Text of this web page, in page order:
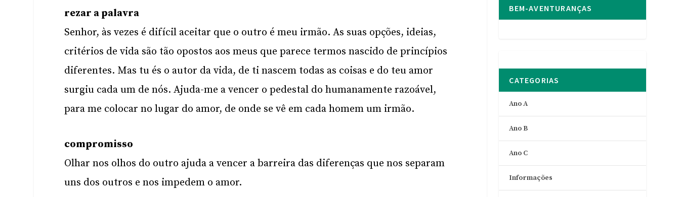
rezar a palavra
Senhor, às vezes é difícil aceitar que o outro é meu irmão. As suas opções, ideias,
critérios de vida são tão opostos aos meus que parece termos nascido de princípios
diferentes. Mas tu és o autor da vida, de ti nascem todas as coisas e do teu amor
surgiu cada um de nós. Ajuda-me a vencer o pedestal do humanamente razoável,
para me colocar no lugar do amor, de onde se vê em cada homem um irmão.
compromisso
Olhar nos olhos do outro ajuda a vencer a barreira das diferenças que nos separam
uns dos outros e nos impedem o amor.
BEM-AVENTURANÇAS
CATEGORIAS
Ano A
Ano B
Ano C
Informações